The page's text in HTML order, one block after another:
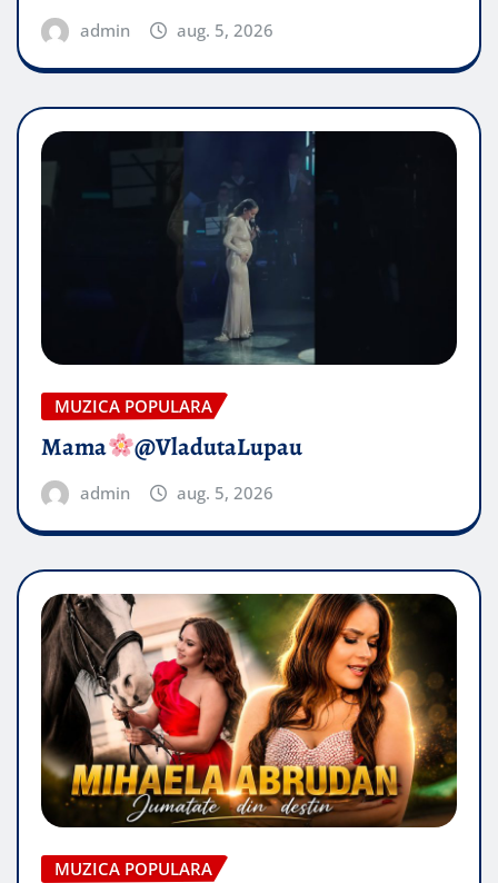
admin aug. 5, 2026
MUZICA POPULARA
Mama @VladutaLupau
admin aug. 5, 2026
MUZICA POPULARA